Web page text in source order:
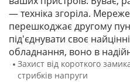
— техніка згоріла.
перешкоджає другому
під'єднувати своє
обладнання, воно в
Захист від короткого
стрибків напруги